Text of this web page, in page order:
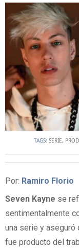
TAGS: SERIE,
Por: Ramiro Florio
Seven Kayne se
sentimentalmente
una serie y
fue producto del